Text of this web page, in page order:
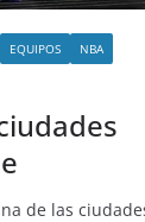
EQUIPOS NBA
de las